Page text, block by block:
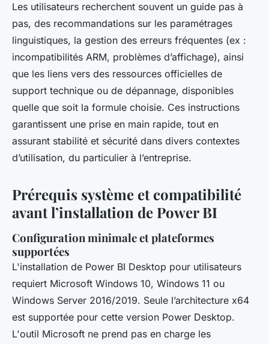
Les utilisateurs recherchent souvent un guide pas à
pas, des recommandations sur les paramétrages
linguistiques, la gestion des erreurs fréquentes (ex :
incompatibilités ARM, problèmes d’affichage), ainsi
que les liens vers des ressources officielles de
support technique ou de dépannage, disponibles
quelle que soit la formule choisie. Ces instructions
garantissent une prise en main rapide, tout en
assurant stabilité et sécurité dans divers contextes
d’utilisation, du particulier à l’entreprise.
Prérequis système et compatibilité
avant l’installation de Power BI
Configuration minimale et plateformes
supportées
L'installation de Power BI Desktop pour utilisateurs
requiert Microsoft Windows 10, Windows 11 ou
Windows Server 2016/2019. Seule l’architecture x64
est supportée pour cette version Power Desktop.
L'outil Microsoft ne prend pas en charge les